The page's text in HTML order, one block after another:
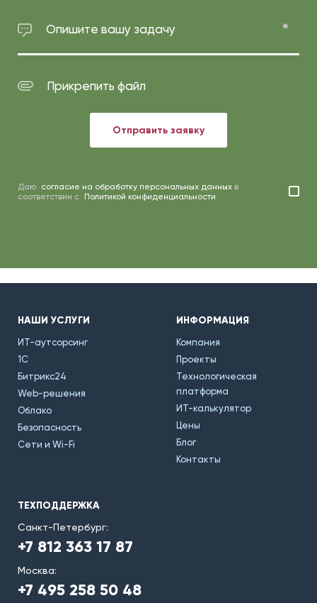
Опишите вашу задачу
Прикрепить файл
Отправить заявку
Даю согласие на обработку персональных данных в
соответствии с Политикой конфиденциальности
НАШИ УСЛУГИ
ИТ-аутсорсинг
1С
Битрикс24
Web-решения
Облако
Безопасность
Сети и Wi-Fi
ИНФОРМАЦИЯ
Компания
Проекты
Технологическая
платформа
ИТ-калькулятор
Цены
Блог
Контакты
ТЕХПОДДЕРЖКА
Санкт-Петербург:
+7 812 363 17 87
Москва:
+7 495 258 50 48